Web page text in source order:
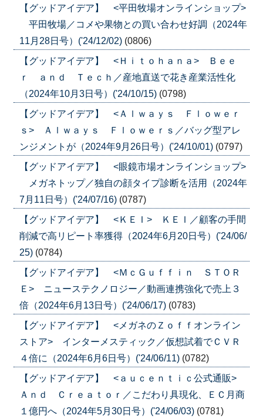
【グッドアイデア】 <平田牧場オンラインショップ>
平田牧場／コメや果物との買い合わせ好調（2024年
11月28日号）('24/12/02) (0806)
【グッドアイデア】 <Ｈｉｔｏｈａｎａ> Ｂｅｅ
ｒ ａｎｄ Ｔｅｃｈ／産地直送で花き産業活性化
（2024年10月3日号）('24/10/15) (0798)
【グッドアイデア】 <Ａｌｗａｙｓ Ｆｌｏｗｅｒ
ｓ> Ａｌｗａｙｓ Ｆｌｏｗｅｒｓ／バッグ型アレ
ンジメントが（2024年9月26日号）('24/10/01) (0797)
【グッドアイデア】 <眼鏡市場オンラインショップ>
メガネトップ／独自の顔タイプ診断を活用（2024年
7月11日号）('24/07/16) (0787)
【グッドアイデア】 <ＫＥＩ> ＫＥＩ／顧客の手間
削減で高リピート率獲得（2024年6月20日号）('24/06/
25) (0784)
【グッドアイデア】 <ＭｃＧｕｆｆｉｎ ＳＴＯＲ
Ｅ> ニューステクノロジー／動画連携強化で売上３
倍（2024年6月13日号）('24/06/17) (0783)
【グッドアイデア】 <メガネのＺｏｆｆオンライン
ストア> インターメスティック／仮想試着でＣＶＲ
４倍に（2024年6月6日号）('24/06/11) (0782)
【グッドアイデア】 <ａｕｃｅｎｔｉｃ公式通販>
Ａｎｄ Ｃｒｅａｔｏｒ／こだわり具現化、ＥＣ月商
１億円へ（2024年5月30日号）('24/06/03) (0781)